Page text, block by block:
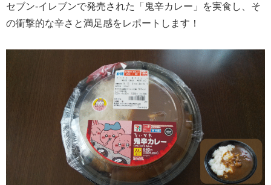
セブン-イレブンで発売された「鬼辛カレー」を実食し、そ
の衝撃的な辛さと満足感をレポートします！